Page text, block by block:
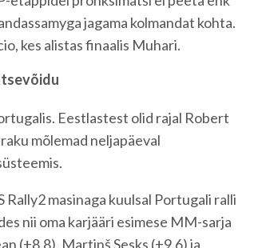
jagama kolmandat kohta.
kes alistas finaalis Muhari.
Eestlastest olid rajal Robert
mõlemad neljapäeval
Rally2 masinaga kuulsal Portugali ralli
nii oma karjääri esimese MM-sarja
(+8,8), Martinš Sesks (+9,6) ja